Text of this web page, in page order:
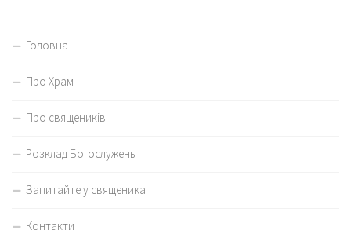
Головна
Про Храм
Про священиків
Розклад Богослужень
Запитайте у священика
Контакти